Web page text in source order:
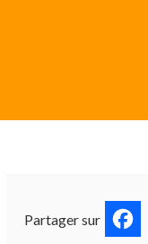
Partager sur